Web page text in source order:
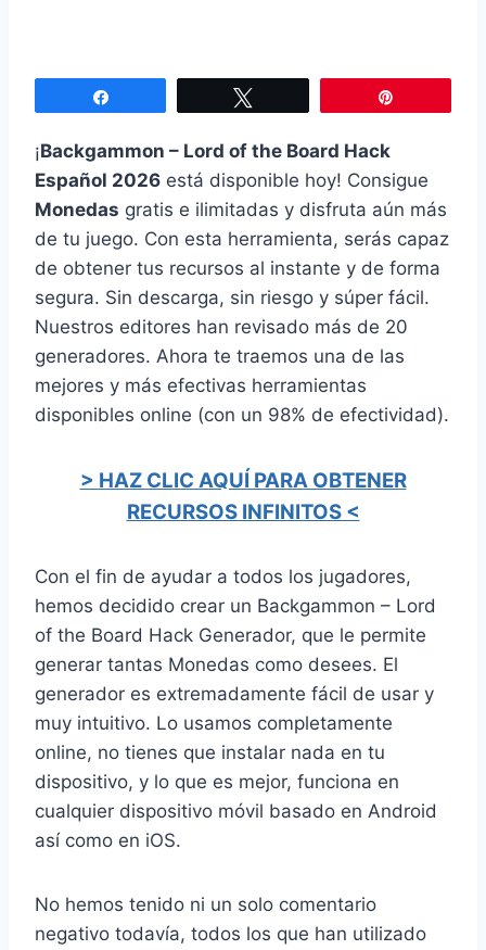
¡Backgammon – Lord of the Board Hack
Español 2026 está disponible hoy! Consigue
Monedas gratis e ilimitadas y disfruta aún más
de tu juego. Con esta herramienta, serás capaz
de obtener tus recursos al instante y de forma
segura. Sin descarga, sin riesgo y súper fácil.
Nuestros editores han revisado más de 20
generadores. Ahora te traemos una de las
mejores y más efectivas herramientas
disponibles online (con un 98% de efectividad).
> HAZ CLIC AQUÍ PARA OBTENER
RECURSOS INFINITOS <
Con el fin de ayudar a todos los jugadores,
hemos decidido crear un Backgammon – Lord
of the Board Hack Generador, que le permite
generar tantas Monedas como desees. El
generador es extremadamente fácil de usar y
muy intuitivo. Lo usamos completamente
online, no tienes que instalar nada en tu
dispositivo, y lo que es mejor, funciona en
cualquier dispositivo móvil basado en Android
así como en iOS.
No hemos tenido ni un solo comentario
negativo todavía, todos los que han utilizado